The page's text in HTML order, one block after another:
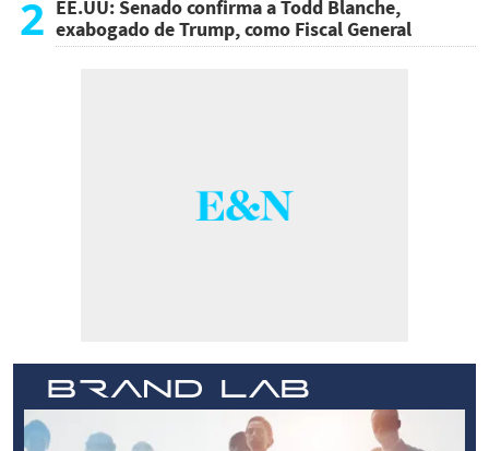
2 EE.UU: Senado confirma a Todd Blanche,
exabogado de Trump, como Fiscal General